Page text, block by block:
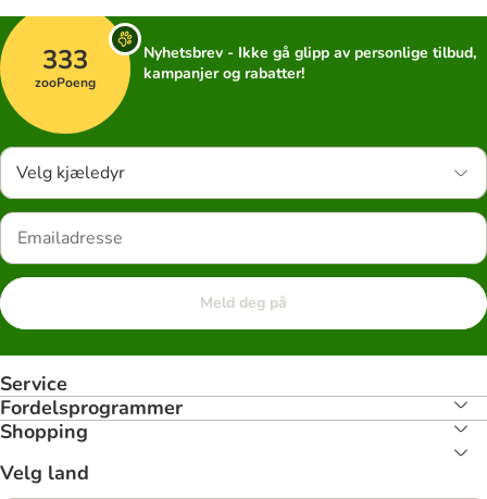
333
zooPoeng
Nyhetsbrev - Ikke gå glipp av personlige tilbud,
kampanjer og rabatter!
Velg kjæledyr
Meld deg på
Service
Fordelsprogrammer
Shopping
Velg land